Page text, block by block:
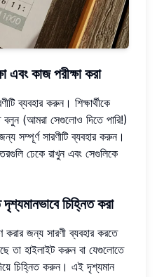
এবং কাজ পরীক্ষা করা
ব্যবহার করুন। শিক্ষার্থীকে
(আমরা সেগুলোও দিতে পারি!)
সম্পূর্ণ সারণীটি ব্যবহার করুন।
ঢেকে রাখুন এবং সেগুলিকে
চিহ্নিত করা
করার জন্য সারণী ব্যবহার করতে
তা হাইলাইট করুন বা যেগুলোতে
চিহ্নিত করুন। এই দৃশ্যমান